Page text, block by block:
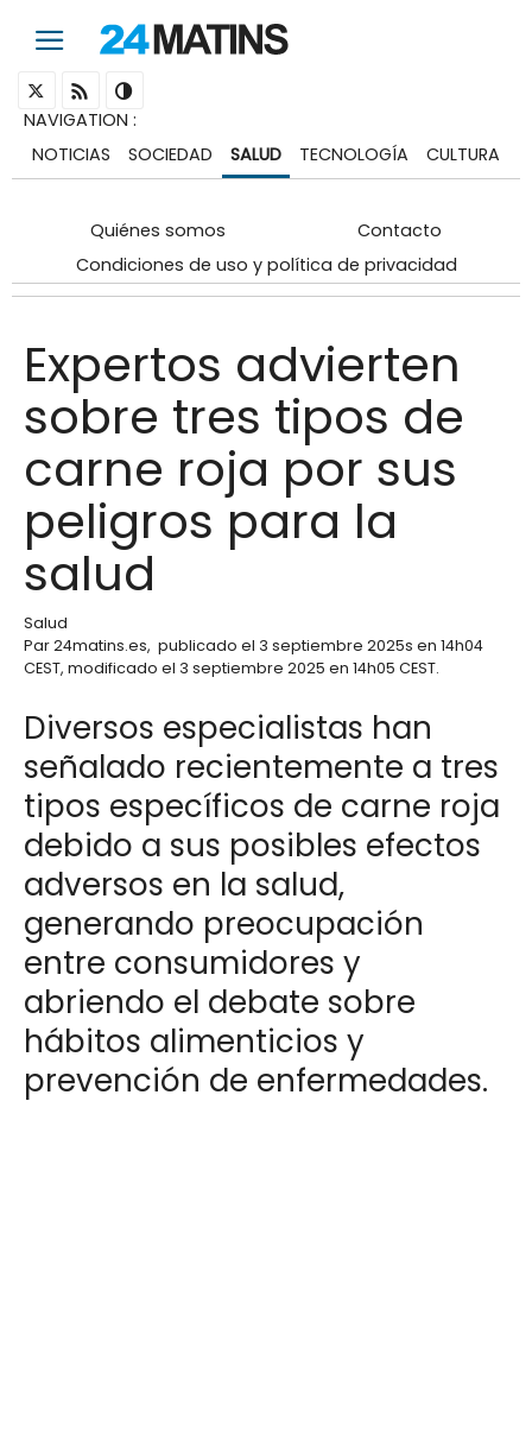
NAVIGATION :
NOTICIAS
SOCIEDAD SALUD TECNOLOGÍA CULTURA
Quiénes somos
Contacto
Condiciones de uso y política de privacidad
Expertos advierten
sobre tres tipos de
carne roja por sus
peligros para la
salud
Salud
Par24matins.es, publicado el 3 septiembre 2025s en 14h04
CEST, modificado el 3 septiembre 2025 en 14h05 CEST.
Diversos especialistas han
señalado recientemente a tres
tipos específicos de carne roja
debido a sus posibles efectos
adversos en la salud,
generando preocupación
entre consumidores y
abriendo el debate sobre
hábitos alimenticios y
prevención de enfermedades.